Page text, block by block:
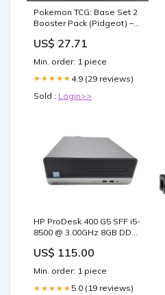
Pokemon TCG: Base Set 2
Booster Pack (Pidgeot) –
US$ 27.71
Min. order: 1 piece
★★★★★ 4.9 (29 reviews)
Sold : Login>>
HP ProDesk 400 G5 SFF i5-
8500 @ 3.00GHz 8GB DDR4
US$ 115.00
Min. order: 1 piece
★★★★★ 5.0 (19 reviews)